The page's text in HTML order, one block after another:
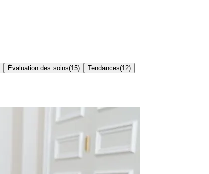
Évaluation des soins(15) Tendances(12)